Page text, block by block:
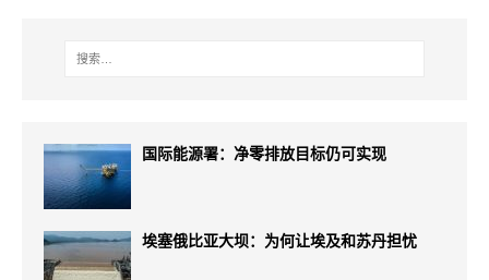
国际能源署：净零排放目标仍可实现
埃塞俄比亚大坝：为何让埃及和苏丹担忧